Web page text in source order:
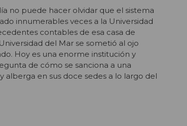
no puede hacer olvidar que el sistema
innumerables veces a la Universidad
contables de esa casa de
del Mar se sometió al ojo
Hoy es una enorme institución y
de cómo se sanciona a una
alberga en sus doce sedes a lo largo del